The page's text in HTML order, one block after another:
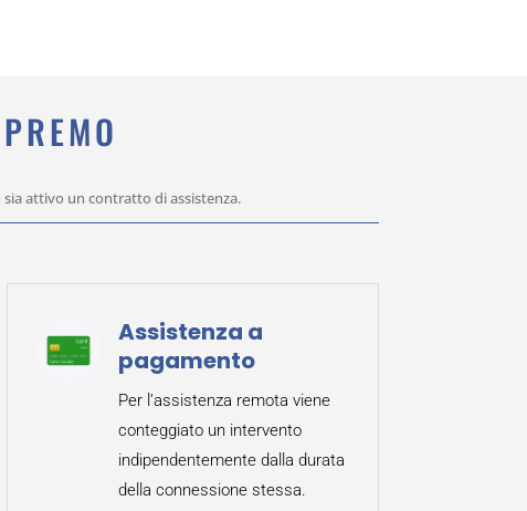
sia attivo un contratto di assistenza.
Assistenza a
pagamento
Per l’assistenza remota viene
conteggiato un intervento
indipendentemente dalla durata
della connessione stessa.